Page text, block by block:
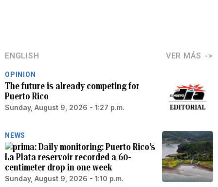
ENGLISH VER MÁS
OPINION
The future is already competing for
Puerto Rico
Sunday, August 9, 2026 - 1:27 p.m.
NEWS
Daily monitoring: Puerto Rico’s
La Plata reservoir recorded a 60-
centimeter drop in one week
Sunday, August 9, 2026 - 1:10 p.m.